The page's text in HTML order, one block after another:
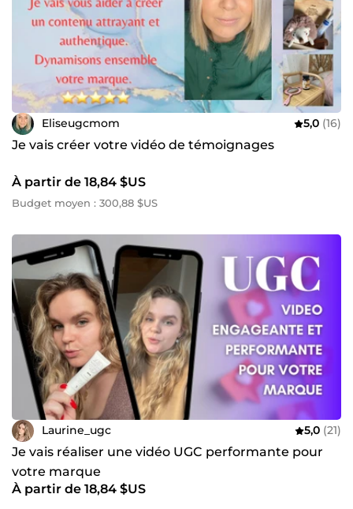
Eliseugcmom 5,0 (16)
Je vais créer votre vidéo de témoignages
À partir de 18,84 $US
Budget moyen : 300,88 $US
Laurine_ugc 5,0 (21)
Je vais réaliser une vidéo UGC performante pour
votre marque
À partir de 18,84 $US